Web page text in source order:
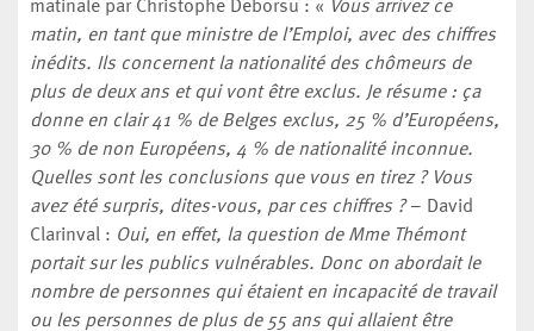
matinale par Christophe Deborsu : « Vous arrivez ce
matin, en tant que ministre de l’Emploi, avec des chiffres
inédits. Ils concernent la nationalité des chômeurs de
plus de deux ans et qui vont être exclus. Je résume : ça
donne en clair 41 % de Belges exclus, 25 % d’Européens,
30 % de non Européens, 4 % de nationalité inconnue.
Quelles sont les conclusions que vous en tirez ? Vous
avez été surpris, dites-vous, par ces chiffres ?– David
Clarinval : Oui, en effet, la question de Mme Thémont
portait sur les publics vulnérables. Donc on abordait le
nombre de personnes qui étaient en incapacité de travail
ou les personnes de plus de 55 ans qui allaient être